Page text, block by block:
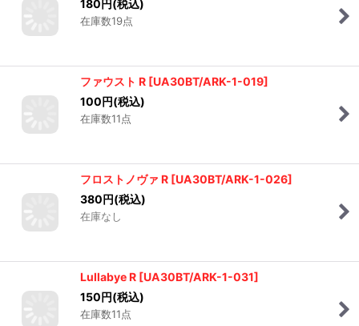
180円(税込)
在庫数19点
ファウスト R
100円(税込)
フロストノヴァ R
380円 (税込)
Lullabye R[